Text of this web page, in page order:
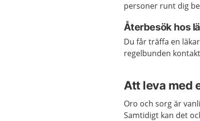
personer runt dig
Återbesök hos
Du får träffa en
regelbunden
Att leva med
Oro och sorg är
Samtidigt kan det